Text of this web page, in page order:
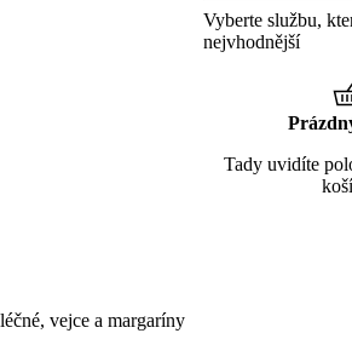
vejce a margaríny
Vyberte službu,
nejvhodnější
Tady uvidíte